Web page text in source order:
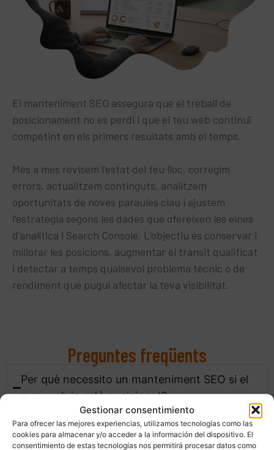
Gestionar consentimiento
Para ofrecer las mejores experiencias, utilizamos tecnologías como las
cookies para almacenar y/o acceder a la información del dispositivo. El
consentimiento de estas tecnologías nos permitirá procesar datos como
El manteniment SEO assegura que el treball de
posicionament no es perdi i que el teu web continuï
competint en els primers resultats amb el temps.​
Mes a mes revisem l’estat del teu lloc, corregim
errors, actualitzem continguts, analitzem
oportunitats de noves paraules clau i ajustem
l’estratègia segons les dades que ofereixen les eines
d’analítica i Search Console. L’objectiu és conservar i
millorar les posicions, augmentar el trànsit qualificat
i detectar a temps qualsevol problema tècnic o de
rendiment que pugui afectar la teva visibilitat.
Preguntes freqüents
Per què necessito un manteniment SEO si el
meu web ja està posicionat?
Perquè el SEO no és una cosa estàtica: la
competència es mou, Google actualitza el seu